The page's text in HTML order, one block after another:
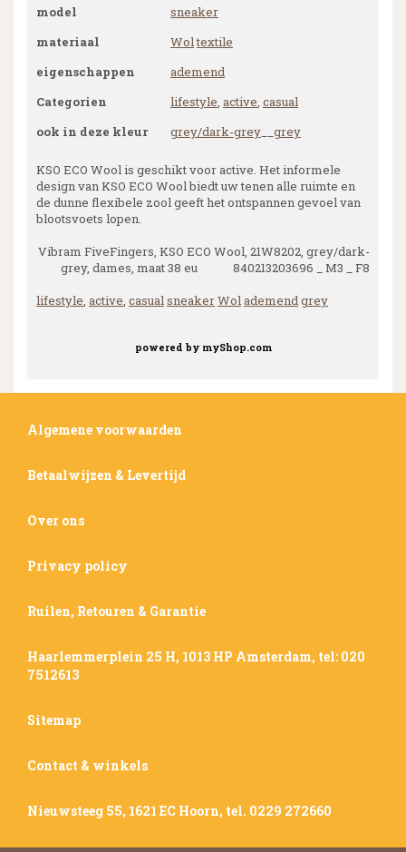
model
sneaker
materiaal
Woltextile
eigenschappen
ademend
Categorien
lifestyle, active, casual
ook in deze kleur
grey/dark-grey grey
KSO ECO Wool is geschikt voor active. Het informele
design van KSO ECO Wool biedt uw tenen alle ruimte en
de dunne flexibele zool geeft het ontspannen gevoel van
blootsvoets lopen.
Vibram FiveFingers, KSO ECO Wool, 21W8202, grey/dark-
grey, dames, maat 38 eu 840213203696 _ M3 _ F8
lifestyle, active, casualsneakerWolademendgrey
powered by myShop.com
Algemene voorwaarden
Betaalwijzen & Levertijd
Over ons
Privacy policy
Ruilen, Retouren & Garantie
Haarlemmerplein 25 H, 1013 HP Amsterdam, tel: 020
7512613
Sitemap
Contact & winkels
Nieuwsteeg 55, 1621 EC Hoorn, tel. 0229 272660